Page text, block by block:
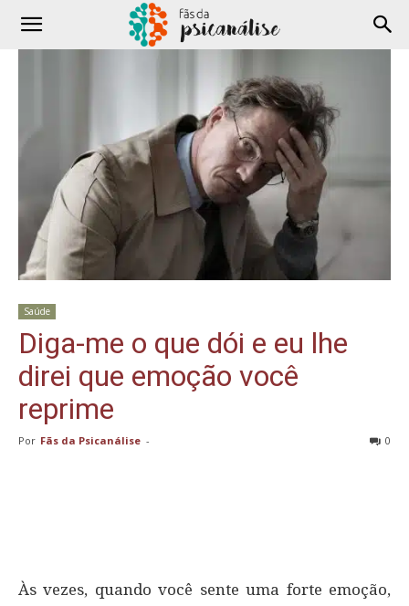
Saúde
Diga-me o que dói e eu lhe
direi que emoção você
reprime
Por Fãs da Psicanálise - 0
Às vezes, quando você sente uma forte emoção,